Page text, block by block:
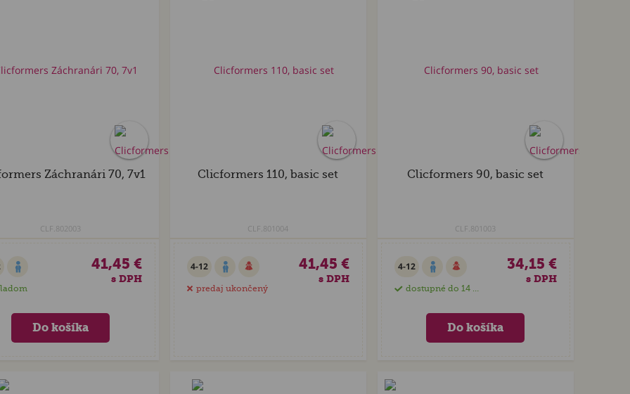
Záchranári 70, 7v1
CLF.802003
41,45 €
s DPH
Clicformers 110, basic set
CLF.801004
4-12
predaj ukončený
41,45 €
s DPH
Clicformers 90, basic set
CLF.801003
4-12
dostupné do 14 dní
34,15 €
s DPH